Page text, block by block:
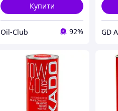
Купити
Oil-Club 92% GD